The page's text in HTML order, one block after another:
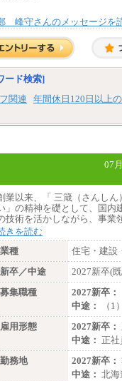
峰守さんのメッセージを
ード検索]
関連 年間休日120日以上
07
業以来、「 三箴（さんし
」の精神を礎として、国内
技術を活かしながら、事業
きを読む
業種
住宅・建設
新卒／中途
2027新卒(
募集職種
2027新卒：
中途：
（1
雇用形態
2027新卒：
中途： 正社
勤務地
2027新卒：
中途： 北海